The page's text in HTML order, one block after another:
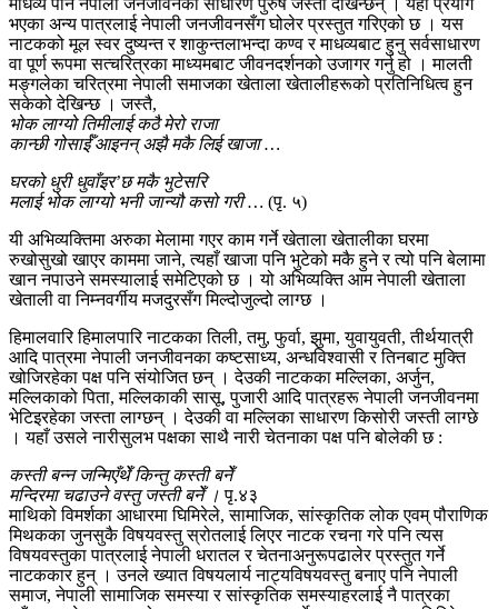
भएका अन्य पात्रलाई नेपाली जनजीवनसँग घोलेर प्रस्तुत गरिएको छ । यस
नाटकको मूल स्वर दुष्यन्त र शाकुन्तलाभन्दा कण्व र माधव्यबाट हुनु सर्वसाधारण
वा पूर्ण रूपमा सत्चरित्रका माध्यमबाट जीवनदर्शनको उजागर गर्नु हो । मालती
मङ्गलेका चरित्रमा नेपाली समाजका खेताला खेतालीहरूको प्रतिनिधित्व हुन
सकेको देखिन्छ । जस्तै,
भोक लाग्यो तिमीलाई कठै मेरो राजा
कान्छी गोसाईँ आइनन् अझै मकै लिई खाजा …
घरको धुरी धुवाँइर’छ मकै भुटेसरि
मलाई भोक लाग्यो भनी जान्यौ कसो गरी … (पृ. ५)
यी अभिव्यक्तिमा अरुका मेलामा गएर काम गर्ने खेताला खेतालीका घरमा
रुखोसुखो खाएर काममा जाने, त्यहाँ खाजा पनि भुटेको मकै हुने र त्यो पनि बेलामा
खान नपाउने समस्यालाई समेटिएको छ । यो अभिव्यक्ति आम नेपाली खेताला
खेताली वा निम्नवर्गीय मजदुरसँग मिल्दोजुल्दो लाग्छ ।
हिमालवारि हिमालपारि नाटकका तिली, तमु, फुर्वा, झुमा, युवायुवती, तीर्थयात्री
आदि पात्रमा नेपाली जनजीवनका कष्टसाध्य, अन्धविश्वासी र तिनबाट मुक्ति
खोजिरहेका पक्ष पनि संयोजित छन् । देउकी नाटकका मल्लिका, अर्जुन,
मल्लिकाको पिता, मल्लिकाकी सासू, पुजारी आदि पात्रहरू नेपाली जनजीवनमा
भेटिइरहेका जस्ता लाग्छन् । देउकी वा मल्लिका साधारण किसोरी जस्ती लाग्छे
। यहाँ उसले नारीसुलभ पक्षका साथै नारी चेतनाका पक्ष पनि बोलेकी छ :
कस्ती बन्न जन्मिएँथेँ किन्तु कस्ती बनेँ
मन्दिरमा चढाउने वस्तु जस्ती बनेँ ।पृ.४३
माथिको विमर्शका आधारमा घिमिरेले, सामाजिक, सांस्कृतिक लोक एवम् पौराणिक
मिथकका जुनसुकै विषयवस्तु स्रोतलाई लिएर नाटक रचना गरे पनि त्यस
विषयवस्तुका पात्रलाई नेपाली धरातल र चेतनाअनुरूपढालेर प्रस्तुत गर्ने
नाटककार हुन् । उनले ख्यात विषयलार्य नाट्यविषयवस्तु बनाए पनि नेपाली
समाज, नेपाली सामाजिक समस्या र सांस्कृतिक समस्याहरलाई नै पात्रका